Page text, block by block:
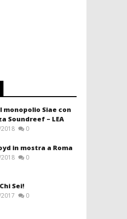
monopolio Siae con
Soundreef – LEA
0
in mostra a Roma
0
Sei!
0